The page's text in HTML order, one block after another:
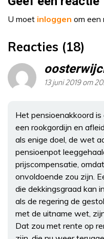
U moet inloggen om een
Reacties (18)
13 juni 2019 om
Het pensioenakkoord is
een rookgordijn en
als enige doel, de wet
pensioenpot
prijscompensatie,
onvoldoende zou zijn.
die dekkingsgraad kan
als de regering de
met de uitname wet,
Dat zou met rente op